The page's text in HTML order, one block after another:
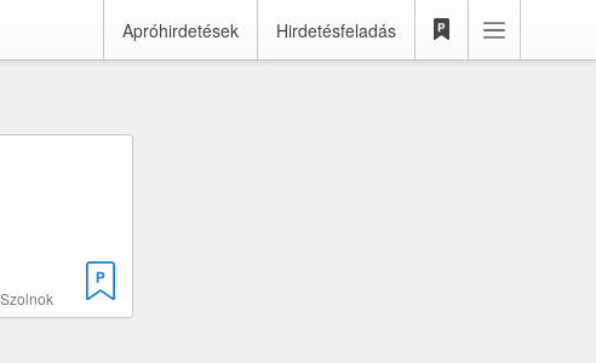
Apróhirdetések Hirdetésfeladás